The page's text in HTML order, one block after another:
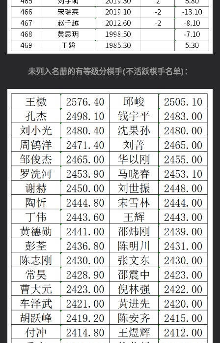
未列入名册的有等级分棋手(不活跃棋手名单)：